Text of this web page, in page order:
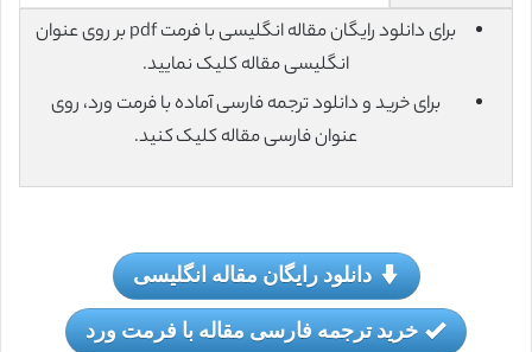
برای دانلود رایگان مقاله انگلیسی با فرمت pdf بر روی عنوان
انگلیسی مقاله کلیک نمایید.
برای خرید و دانلود ترجمه فارسی آماده با فرمت ورد، روی
عنوان فارسی مقاله کلیک کنید.
دانلود رایگان مقاله انگلیسی
خرید ترجمه فارسی مقاله با فرمت ورد